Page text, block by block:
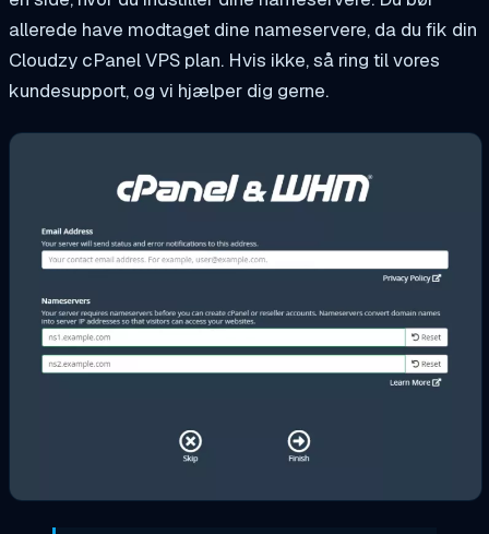
allerede have modtaget dine nameservere, da du fik din
Cloudzy cPanel VPS plan. Hvis ikke, så ring til vores
kundesupport, og vi hjælper dig gerne.